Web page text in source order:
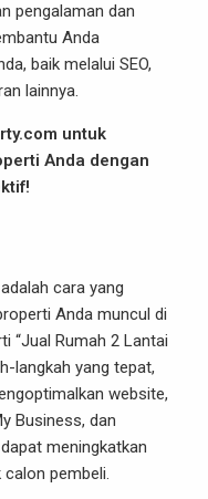
pengalaman dan
Anda
baik melalui SEO,
lainnya.
untuk
Anda dengan
adalah cara yang
Anda muncul di
“Jual Rumah 2 Lantai
langkah yang tepat,
website,
Business, dan
meningkatkan
pembeli.